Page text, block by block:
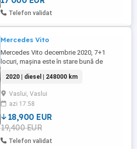
Telefon validat
Mercedes Vito
Mercedes Vito decembrie 2020, 7+1
locuri, mașina este în stare bună de
culisanta pe ambele părți.inmatriculata în
România, persoana fizică.
2020 | diesel | 248000 km
Vaslui, Vaslui
azi 17:58
18,900 EUR
19,400 EUR
Telefon validat